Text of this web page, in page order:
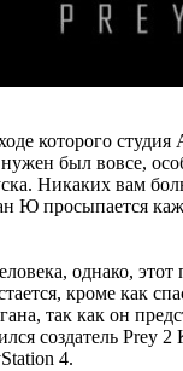
которого
был вовсе,
Никаких вам
Ю просыпается
однако,
кроме как
так как он
создатель
4.